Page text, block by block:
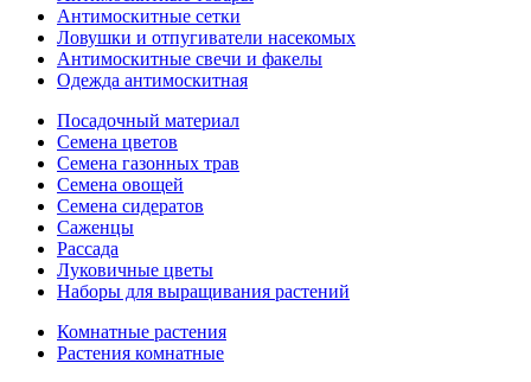
Антимоскитные сетки
Ловушки и отпугиватели насекомых
Антимоскитные свечи и факелы
Одежда антимоскитная
Посадочный материал
Семена цветов
Семена газонных трав
Семена овощей
Семена сидератов
Саженцы
Рассада
Луковичные цветы
Наборы для выращивания растений
Комнатные растения
Растения комнатные